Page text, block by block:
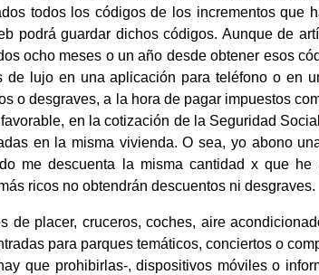
todos los códigos de los incrementos que
podrá guardar dichos códigos. Aunque de
ocho meses o un año desde obtener esos
de lujo en una aplicación para teléfono o en
o desgraves, a la hora de pagar impuestos
en la cotización de la Seguridad
en la misma vivienda. O sea, yo abono
me descuenta la misma cantidad x que he
ricos no obtendrán descuentos ni desgraves.
de placer, cruceros, coches, aire
para parques temáticos, conciertos o
que prohibirlas-, dispositivos móviles o